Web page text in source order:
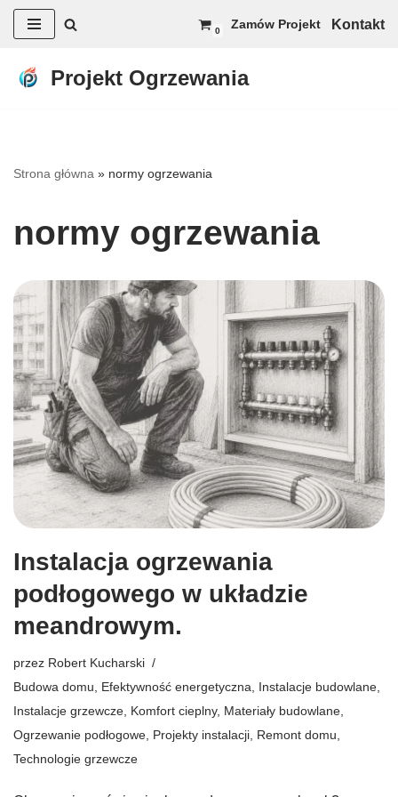
do
0 Zamów Projekt Kontakt
Projekt Ogrzewania
Strona główna » normy ogrzewania
normy ogrzewania
Instalacja ogrzewania
podłogowego w układzie
meandrowym.
przez Robert Kucharski
Budowa domu
Efektywność energetyczna Instalacje budowlane
Instalacje grzewcze Komfort cieplny, Materiały budowlane
Ogrzewanie podłogowe Projekty instalacji Remont domu
Technologie grzewcze